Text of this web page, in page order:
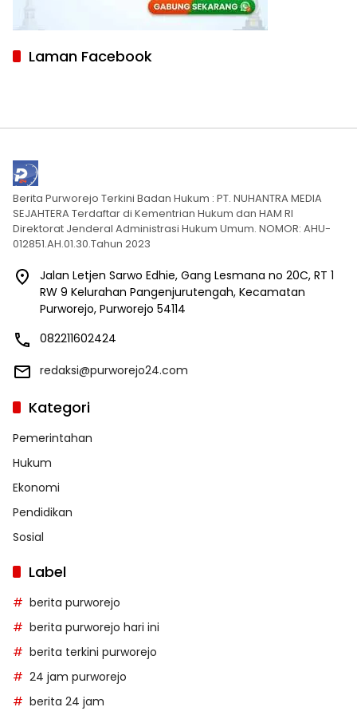
Laman Facebook
Berita Purworejo Terkini Badan Hukum : PT. NUHANTRA MEDIA
SEJAHTERA Terdaftar di Kementrian Hukum dan HAM RI
Direktorat Jenderal Administrasi Hukum Umum. NOMOR: AHU-
012851.AH.01.30.Tahun 2023
Jalan Letjen Sarwo Edhie, Gang Lesmana no 20C, RT 1
RW 9 Kelurahan Pangenjurutengah, Kecamatan
Purworejo, Purworejo 54114
082211602424
redaksi@purworejo24.com
Kategori
Pemerintahan
Hukum
Ekonomi
Pendidikan
Sosial
Label
berita purworejo
berita purworejo hari ini
berita terkini purworejo
24 jam purworejo
berita 24 jam